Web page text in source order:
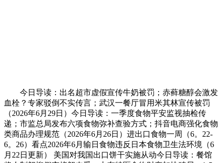
今日导读：出名超市虚假宣传牛奶被罚；赤藓糖醇会激发
血栓？专家驳倒不实传言；武汉一餐厅冒用米其林宣传被罚
（2026年6月29日）今日导读：一季度食物平安监视抽检传
递；市监总局发布六项食物弥补查验方式；抖音电商强化食物
类商品办理规范（2026年6月26日）进出口食物一周（6。22-
6。26）看点2026年6月输日食物违反日本食物卫生法环境（6
月22日更新） 美国对我国出口饼干实施从动今日导读：餐馆